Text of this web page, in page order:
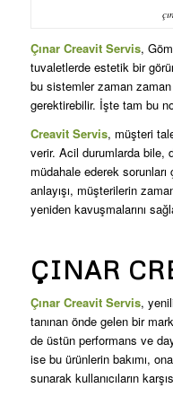
Çınar Creavit Servis,
tuvaletlerde estetik bir
bu sistemler zaman
gerektirebilir. İşte tam bu
Creavit Servis, müşteri
verir. Acil durumlarda bile,
müdahale ederek
anlayışı, müşterilerin
yeniden kavuşmalarını
ÇINAR
Çınar Creavit Servis,
tanınan önde gelen bir
de üstün performans ve
ise bu ürünlerin bakımı,
sunarak kullanıcıların